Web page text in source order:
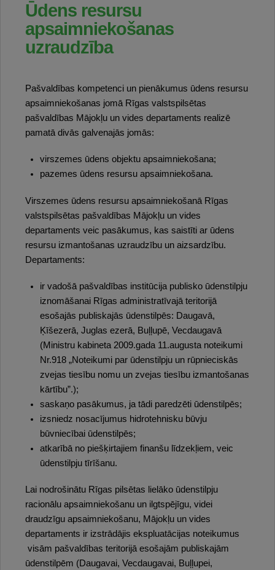
Ūdens resursu
apsaimniekošanas
uzraudzība
Pašvaldības kompetenci un pienākumus ūdens resursu
apsaimniekošanas jomā Rīgas valstspilsētas
pašvaldības Mājokļu un vides departaments realizē
pamatā divās galvenajās jomās:
virszemes ūdens objektu apsaimniekošana;
pazemes ūdens resursu apsaimniekošana.
Virszemes ūdens resursu apsaimniekošanā Rīgas
valstspilsētas pašvaldības Mājokļu un vides
departaments veic pasākumus, kas saistīti ar ūdens
resursu izmantošanas uzraudzību un aizsardzību.
Departaments:
ir vadošā pašvaldības institūcija publisko ūdenstilpju
iznomāšanai Rīgas administratīvajā teritorijā
esošajās publiskajās ūdenstilpēs: Daugavā,
Ķīšezerā, Juglas ezerā, Buļļupē, Vecdaugavā
(Ministru kabineta 2009.gada 11.augusta noteikumi
Nr.918 „Noteikumi par ūdenstilpju un rūpnieciskās
zvejas tiesību nomu un zvejas tiesību izmantošanas
kārtību”.);
saskaņo pasākumus, ja tādi paredzēti ūdenstilpēs;
izsniedz nosacījumus hidrotehnisku būvju
būvniecībai ūdenstilpēs;
atkarībā no piešķirtajiem finanšu līdzekļiem, veic
ūdenstilpju tīrīšanu.
Lai nodrošinātu Rīgas pilsētas lielāko ūdenstilpju
racionālu apsaimniekošanu un ilgtspējīgu, videi
draudzīgu apsaimniekošanu, Mājokļu un vides
departaments ir izstrādājis ekspluatācijas noteikumus
visām pašvaldības teritorijā esošajām publiskajām
ūdenstilpēm (Daugavai, Vecdaugavai, Buļļupei,